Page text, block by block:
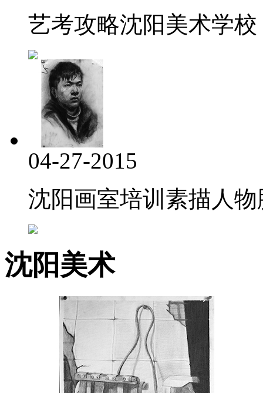
艺考攻略沈阳美术学校
04-27-2015
沈阳画室培训素描人物
沈阳美术